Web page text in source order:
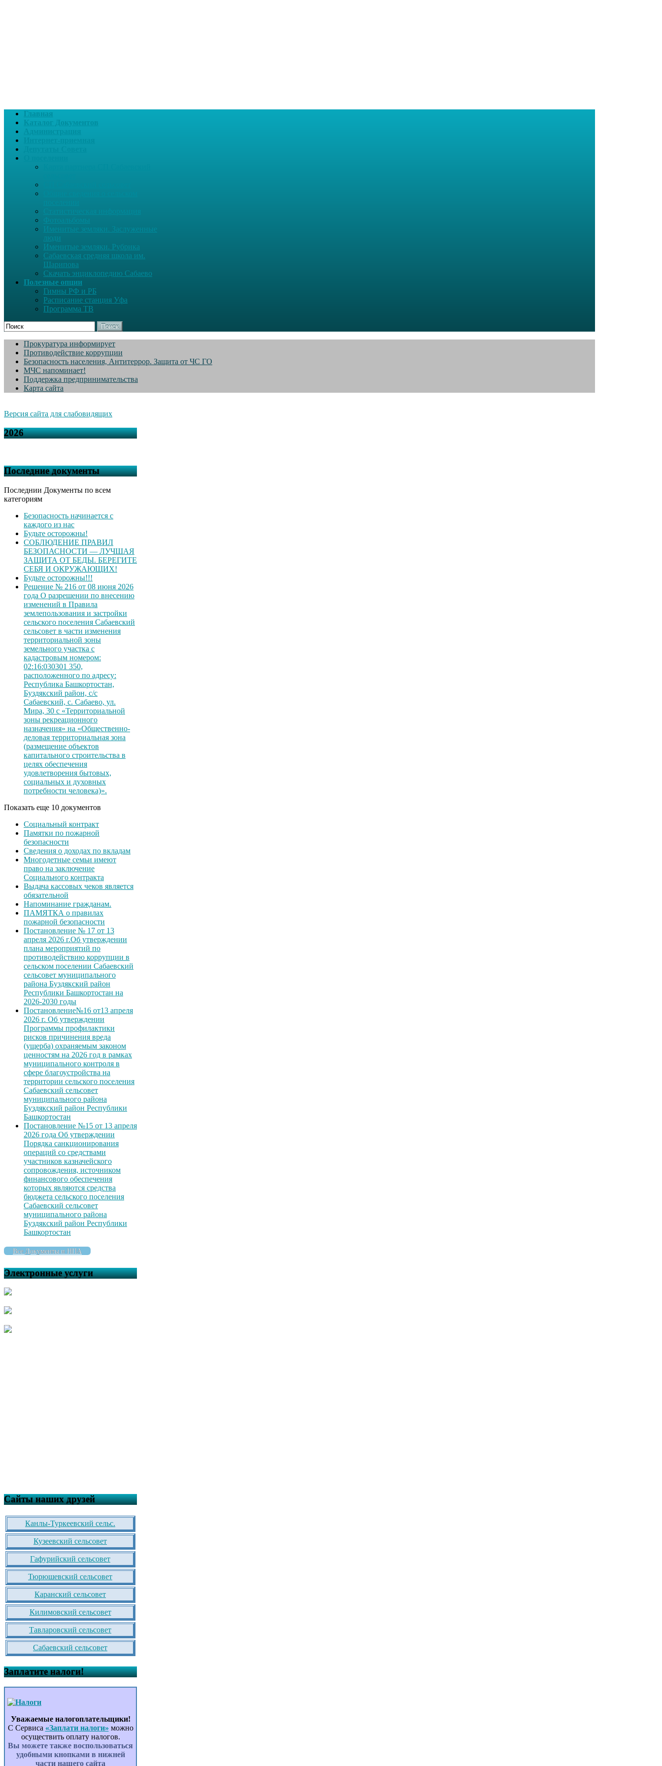
Главная
Каталог Документов
Фотоальбомы
Именитые земляки. Заслуженные
люди
Именитые земляки. Рубрика
Сабаевская средняя школа им.
Шарипова
Скачать энциклопедию Сабаево
Полезные опции
Гимны РФ и РБ
Расписание станция Уфа
Программа ТВ
Поиск
Прокуратура информирует
Противодействие коррупции
Безопасность населения, Антитеррор. Защита от ЧС ГО
МЧС напоминает!
Поддержка предпринимательства
Карта сайта
Версия сайта для слабовидящих
2026
Последние документы
Последнии Документы по всем
категориям
Безопасность начинается с
каждого из нас
Будьте осторожны!
СОБЛЮДЕНИЕ ПРАВИЛ
БЕЗОПАСНОСТИ — ЛУЧШАЯ
ЗАЩИТА ОТ БЕДЫ. БЕРЕГИТЕ
СЕБЯ И ОКРУЖАЮЩИХ!
Будьте осторожны!!!
Решение № 216 от 08 июня 2026
года О разрешении по внесению
изменений в Правила
землепользования и застройки
сельского поселения Сабаевский
сельсовет в части изменения
территориальной зоны
земельного участка с
кадастровым номером:
02:16:030301 350,
расположенного по адресу:
Республика Башкортостан,
Буздякский район, с/с
Сабаевский, с. Сабаево, ул.
Мира, 30 с «Территориальной
зоны рекреационного
назначения» на «Общественно-
деловая территориальная зона
(размещение объектов
капитального строительства в
целях обеспечения
удовлетворения бытовых,
социальных и духовных
потребности человека)».
Показать еще 10 документов
Социальный контракт
Памятки по пожарной
безопасности
Сведения о доходах по вкладам
Многодетные семьи имеют
право на заключение
Социального контракта
Выдача кассовых чеков является
обязательной
Напоминание гражданам.
ПАМЯТКА о правилах
пожарной безопасности
Постановление № 17 от 13
апреля 2026 г.Об утверждении
плана мероприятий по
противодействию коррупции в
сельском поселении Сабаевский
сельсовет муниципального
района Буздякский район
Республики Башкортостан на
2026-2030 годы
Постановление№16 от13 апреля
2026 г. Об утверждении
Программы профилактики
рисков причинения вреда
(ущерба) охраняемым законом
ценностям на 2026 год в рамках
муниципального контроля в
сфере благоустройства на
территории сельского поселения
Сабаевский сельсовет
муниципального района
Буздякский район Республики
Башкортостан
Постановление №15 от 13 апреля
2026 года Об утверждении
Порядка санкционирования
операций со средствами
участников казначейского
сопровождения, источником
финансового обеспечения
которых являются средства
бюджета сельского поселения
Сабаевский сельсовет
муниципального района
Буздякский район Республики
Башкортостан
Все Документы и НПА
Электронные услуги
Сайты наших друзей
Канлы-Туркеевский сельс.
Кузеевский сельсовет
Гафурийский сельсовет
Тюрюшевский сельсовет
Каранский сельсовет
Килимовский сельсовет
Тавларовский сельсовет
Сабаевский сельсовет
Заплатите налоги!
Уважаемые налогоплательщики!
С Сервиса «Заплати налоги» можно
осуществить оплату налогов.
Вы можете также воспользоваться
удобными кнопками в нижней
части нашего сайта